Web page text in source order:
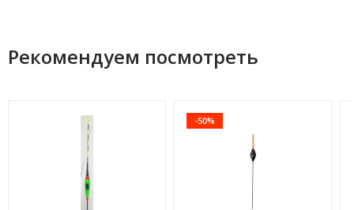
Рекомендуем посмотреть
-50%